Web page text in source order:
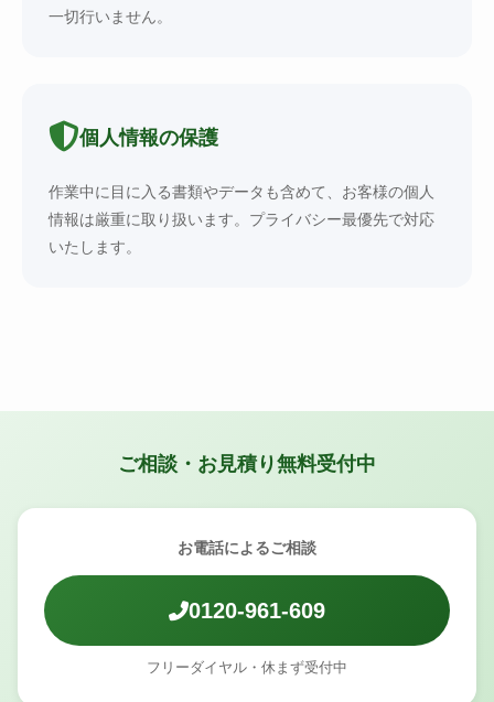
一切行いません。
個人情報の保護
作業中に目に入る書類やデータも含めて、お客様の個人
情報は厳重に取り扱います。プライバシー最優先で対応
いたします。
ご相談・お見積り無料受付中
お電話によるご相談
0120-961-609
フリーダイヤル・休まず受付中